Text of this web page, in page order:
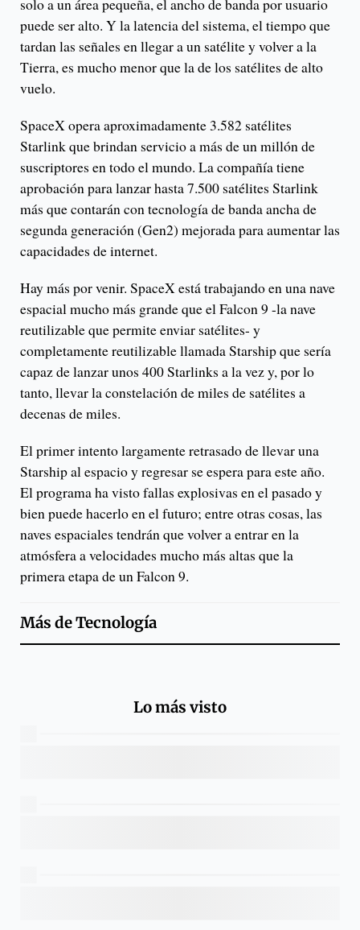
solo a un área pequeña, el ancho de banda por usuario
puede ser alto. Y la latencia del sistema, el tiempo que
tardan las señales en llegar a un satélite y volver a la
Tierra, es mucho menor que la de los satélites de alto
vuelo.
SpaceX opera aproximadamente 3.582 satélites
Starlink que brindan servicio a más de un millón de
suscriptores en todo el mundo. La compañía tiene
aprobación para lanzar hasta 7.500 satélites Starlink
más que contarán con tecnología de banda ancha de
segunda generación (Gen2) mejorada para aumentar las
capacidades de internet.
Hay más por venir. SpaceX está trabajando en una nave
espacial mucho más grande que el Falcon 9 -la nave
reutilizable que permite enviar satélites- y
completamente reutilizable llamada Starship que sería
capaz de lanzar unos 400 Starlinks a la vez y, por lo
tanto, llevar la constelación de miles de satélites a
decenas de miles.
El primer intento largamente retrasado de llevar una
Starship al espacio y regresar se espera para este año.
El programa ha visto fallas explosivas en el pasado y
bien puede hacerlo en el futuro; entre otras cosas, las
naves espaciales tendrán que volver a entrar en la
atmósfera a velocidades mucho más altas que la
primera etapa de un Falcon 9.
Más deTecnología
Lo más visto